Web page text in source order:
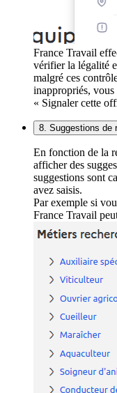
France Travail
vérifier la légalité
malgré ces
inappropriés,
« Signaler cette
8. Suggestions de
En fonction de la
afficher des
suggestions sont
avez saisis.
Par exemple si
France Travail